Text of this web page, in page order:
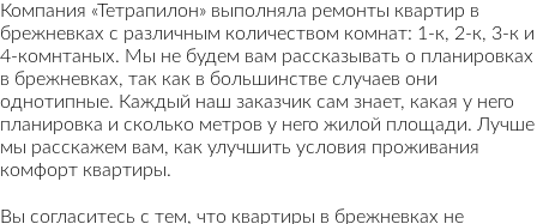
Компания «Тетрапилон» выполняла ремонты квартир в
брежневках с различным количеством комнат: 1-к, 2-к, 3-к и
4-комнтаных. Мы не будем вам рассказывать о планировках
в брежневках, так как в большинстве случаев они
однотипные. Каждый наш заказчик сам знает, какая у него
планировка и сколько метров у него жилой площади. Лучше
мы расскажем вам, как улучшить условия проживания
комфорт квартиры.
Вы согласитесь с тем, что квартиры в брежневках не